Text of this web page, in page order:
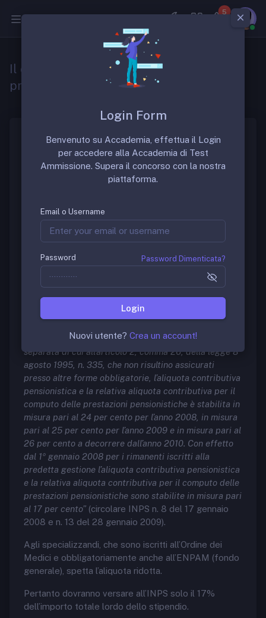
5
Il contratto prevede contributi
previdenziali?
Sì. Con le modifiche introdotte con la Legge n. 266
del 23 dicembre 2005, ai contratti di formazione
specialistica si applicano, invece che una
normalmente dovuta per il settore sanitario (come
previsto dal
agosto 1999 ), le disposizioni previste dalla gestione
dell’8 agosto 1995), attualmente riservata a
lavoratori autonomi e parasubordinati, borsisti e
dottorandi.
Questo significa che deve essere versata una quota
riferimento agli iscritti alla gestione
separata di cui all’articolo 2, comma 26, della legge 8
agosto 1995, n. 335, che non risultino assicurati
presso altre forme obbligatorie, l’aliquota contributiva
pensionistica e la relativa aliquota contributiva per il
computo delle prestazioni pensionistiche è stabilita in
misura pari al 24 per cento per l’anno 2008, in misura
pari al 25 per cento per l’anno 2009 e in misura pari al
26 per cento a decorrere dall’anno 2010. Con effetto
dal 1º gennaio 2008 per i rimanenti iscritti alla
predetta gestione l’aliquota contributiva pensionistica
e la relativa aliquota contributiva per il computo delle
prestazioni pensionistiche sono stabilite in misura pari
al 17 per cento” (circolare INPS n. 8 del 17 gennaio
2008 e n. 13 del 28 gennaio 2009).
Agli specializzandi, che sono iscritti all’Ordine dei
Medici e obbligatoriamente anche all’ENPAM (fondo
generale), spetta l’aliquota ridotta.
Pertanto dovranno versare all’INPS solo il 17%
dell’importo totale lordo dello stipendio.
Login Form
Benvenuto su Accademia, effettua il Login
per accedere alla Accademia di Test
Ammissione. Supera il concorso con la nostra
piattaforma.
Email o Username
Password Password Dimenticata?
Login
Nuovi utente? Crea un account!